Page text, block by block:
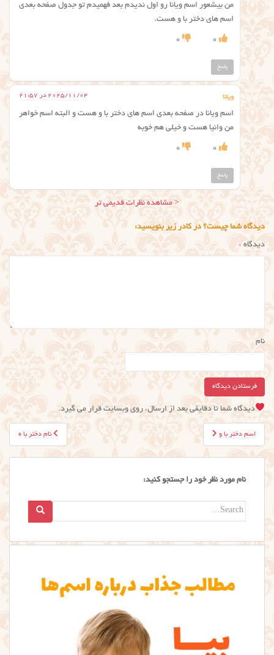
من بیشعور اسم ویانا رو اول ندیدم بعد فهمیدم تو جدول صفحه بعدی
اسم های دختر با و هست.
0
0
پاسخ
ویانا 2025/11/04 در 21:57
اسم ویانا در صفحه بعدی اسم های دختر با و هست و البته اسم خواهر
من وانیا هست و خیلی هم خوبه
0
0
پاسخ
ناوبری
نظر
< مشاهده نظرات قدیمی تر
دیدگاه شما چیست؟ در کادر زیر بنویسید:
دیدگاه*
نام
دیدگاه شما تا دقایقی بعد از ارسال، روی وبسایت قرار می گیرد.
راهبری
نوشته
نام دختر با ه اسم دختر با و
نام مورد نظر خود را جستجو کنید:
Search